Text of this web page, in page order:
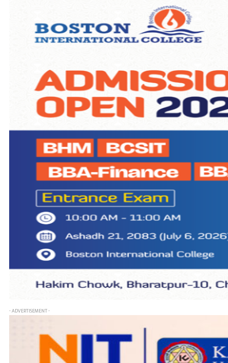
- ADVERTISEMENT -